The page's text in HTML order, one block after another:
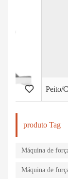
Peito/Costas
produto Tag
Máquina de
máquina de
Máquina de